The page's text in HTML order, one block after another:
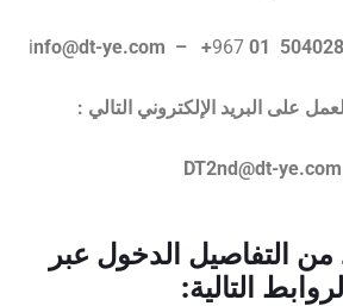
504028
967 01
+
–
info@dt-ye.com
على البريد الإلكتروني التالي :
DT2nd@dt-ye.com
التفاصيل الدخول عبر
الروابط التالية: